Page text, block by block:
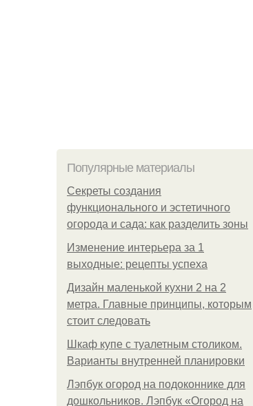
Популярные материалы
Секреты создания
функционального и эстетичного
огорода и сада: как разделить зоны
Изменение интерьера за 1
выходные: рецепты успеха
Дизайн маленькой кухни 2 на 2
метра. Главные принципы, которым
стоит следовать
Шкаф купе с туалетным столиком.
Варианты внутренней планировки
Лэпбук огород на подоконнике для
дошкольников. Лэпбук «Огород на